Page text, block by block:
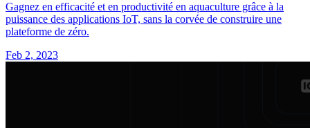
Gagnez en efficacité et en productivité en aquaculture grâce à la
puissance des applications IoT, sans la corvée de construire une
plateforme de zéro.
Feb 2, 2023